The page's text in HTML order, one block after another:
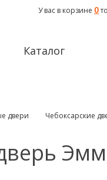
У вас в корзине 0
Каталог
двери Чебоксарские